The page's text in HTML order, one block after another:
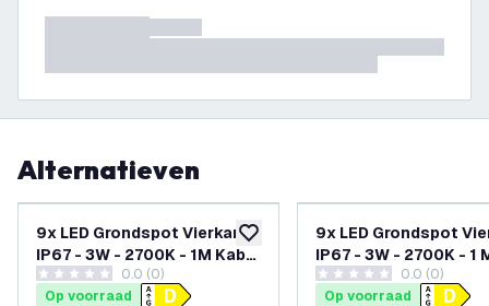
Alternatieven
toevoegen aan verlanglijst
9x LED Grondspot Vierkant -
IP67 - 3W - 2700K - 1M Kabel
- RVS - Kantelbaar
0 score sterren0.0 (0)
Op voorraad
9x LED Grondspot
IP67 - 3W - 2700K - 1
Kabel
0 score sterren0.0 (0)
Op voorraad